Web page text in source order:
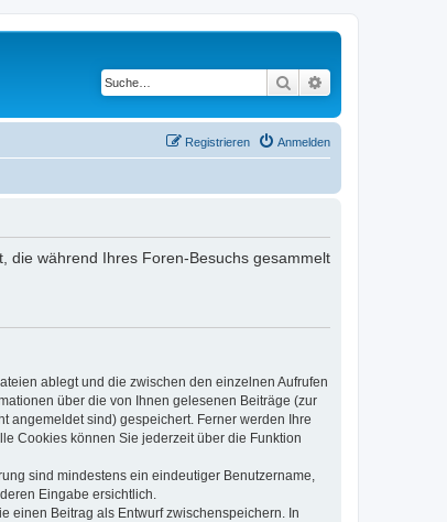
Suche
Anmelden
Registrieren
die während Ihres Foren-Besuchs gesammelt
ablegt und die zwischen den einzelnen Aufrufen
über die von Ihnen gelesenen Beiträge (zur
angemeldet sind) gespeichert. Ferner werden Ihre
Cookies können Sie jederzeit über die Funktion
sind mindestens ein eindeutiger Benutzername,
Eingabe ersichtlich.
einen Beitrag als Entwurf zwischenspeichern. In